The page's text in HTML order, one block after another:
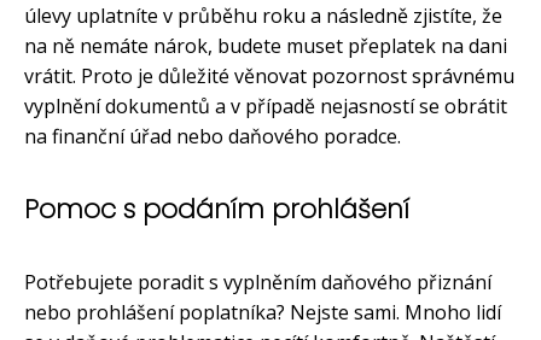
úlevy uplatníte v průběhu roku a následně zjistíte, že
na ně nemáte nárok, budete muset přeplatek na dani
vrátit. Proto je důležité věnovat pozornost správnému
vyplnění dokumentů a v případě nejasností se obrátit
na finanční úřad nebo daňového poradce.
Pomoc s podáním prohlášení
Potřebujete poradit s vyplněním daňového přiznání
nebo prohlášení poplatníka? Nejste sami. Mnoho lidí